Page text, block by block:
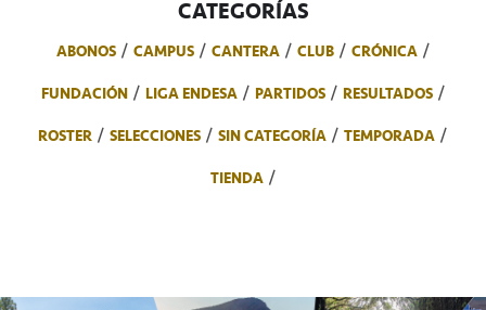
CATEGORÍAS
ABONOS CAMPUS CANTERA CLUB
CRÓNICA
FUNDACIÓN
LIGA ENDESA PARTIDOS
RESULTADOS
ROSTER
SELECCIONES SIN CATEGORÍA
TEMPORADA
TIENDA